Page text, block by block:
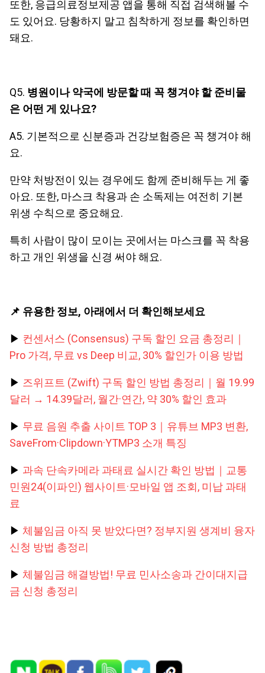
또한, 응급의료정보제공 앱을 통해 직접 검색해볼 수
도 있어요. 당황하지 말고 침착하게 정보를 확인하면
돼요.
Q5. 병원이나 약국에 방문할 때 꼭 챙겨야 할 준비물
은 어떤 게 있나요?
A5. 기본적으로 신분증과 건강보험증은 꼭 챙겨야 해
요.
만약 처방전이 있는 경우에도 함께 준비해두는 게 좋
아요. 또한, 마스크 착용과 손 소독제는 여전히 기본
위생 수칙으로 중요해요.
특히 사람이 많이 모이는 곳에서는 마스크를 꼭 착용
하고 개인 위생을 신경 써야 해요.
📌 유용한 정보, 아래에서 더 확인해보세요
▶ 컨센서스 (Consensus) 구독 할인 요금 총정리｜
Pro 가격, 무료 vs Deep 비교, 30% 할인가 이용 방법
▶ 즈위프트 (Zwift) 구독 할인 방법 총정리｜월 19.99
달러 → 14.39달러, 월간·연간, 약 30% 할인 효과
▶ 무료 음원 추출 사이트 TOP 3｜유튜브 MP3 변환,
SaveFrom·Clipdown·YTMP3 소개 특징
▶ 과속 단속카메라 과태료 실시간 확인 방법｜교통
민원24(이파인) 웹사이트·모바일 앱 조회, 미납 과태
료
▶ 체불임금 아직 못 받았다면? 정부지원 생계비 융자
신청 방법 총정리
▶ 체불임금 해결방법! 무료 민사소송과 간이대지급
금 신청 총정리